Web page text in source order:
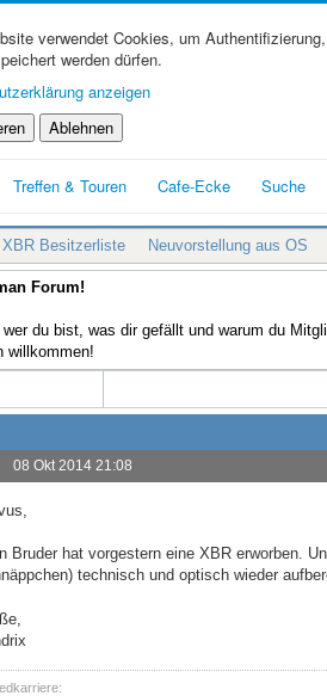
verwendet Cookies, um
werden dürfen.
anzeigen
Ablehnen
Treffen & Touren Cafe-Ecke Suche
Besitzerliste Neuvorstellung aus OS
Forum!
du bist, was dir gefällt und warum du
willkommen!
08 Okt 2014 21:08
Bruder hat vorgestern eine XBR erworben.
technisch und optisch wieder